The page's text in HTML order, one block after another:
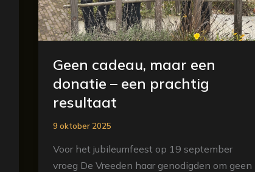
Geen cadeau, maar een
donatie – een prachtig
resultaat
9 oktober 2025
Voor het jubileumfeest op 19 september
vroeg De Vreeden haar genodigden om geen
resultaat